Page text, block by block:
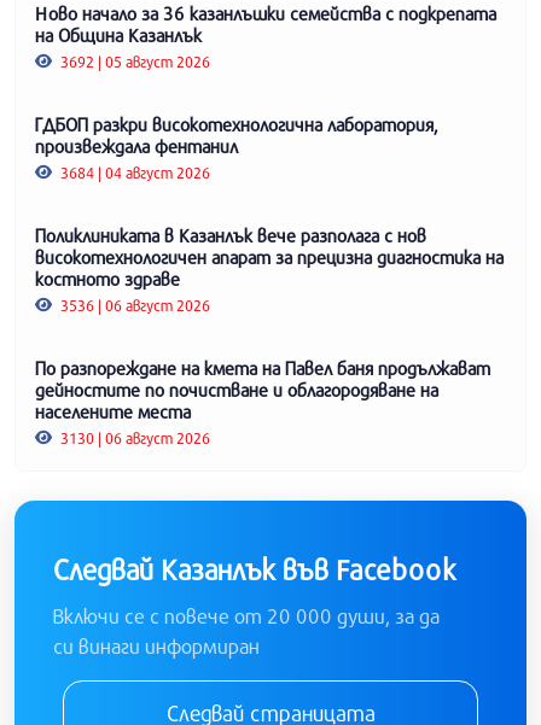
Ново начало за 36 казанлъшки семейства с подкрепата
на Община Казанлък
3692 | 05 август 2026
ГДБОП разкри високотехнологична лаборатория,
произвеждала фентанил
3684 | 04 август 2026
Поликлиниката в Казанлък вече разполага с нов
високотехнологичен апарат за прецизна диагностика на
костното здраве
3536 | 06 август 2026
По разпореждане на кмета на Павел баня продължават
дейностите по почистване и облагородяване на
населените места
3130 | 06 август 2026
Следвай Казанлък във Facebook
Включи се с повече от 20 000 души, за да
си винаги информиран
Следвай страницата